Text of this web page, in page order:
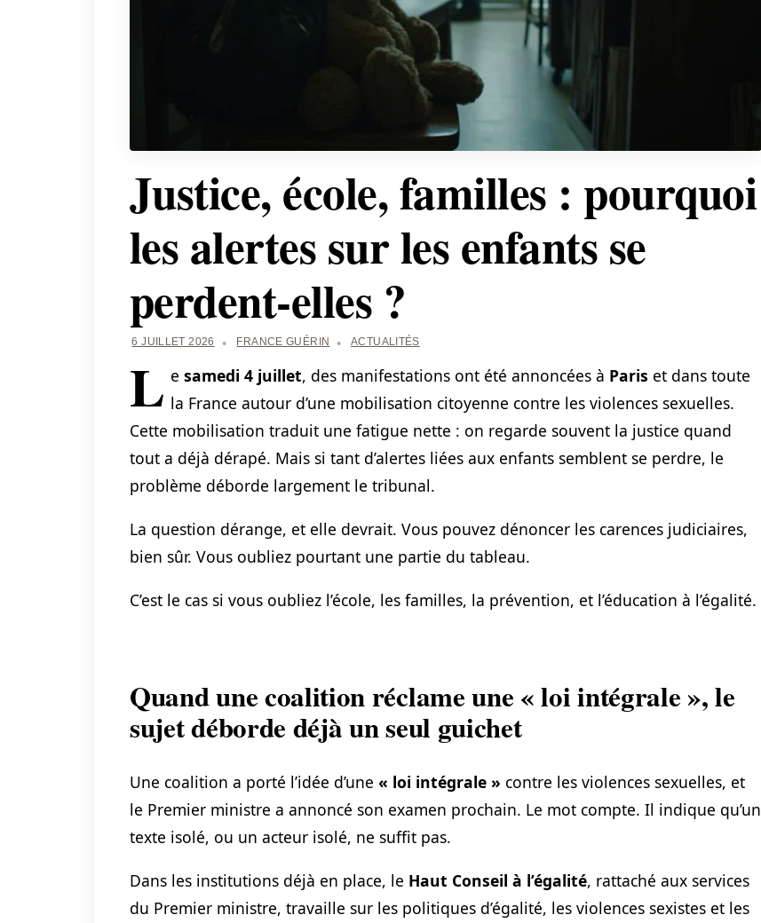
Justice, école, familles : pourquoi
les alertes sur les enfants se
perdent-elles ?
6 JUILLET 2026 FRANCE GUÉRIN ACTUALITÉS
L e samedi 4 juillet, des manifestations ont été annoncées à Paris et dans toute
la France autour d’une mobilisation citoyenne contre les violences sexuelles.
Cette mobilisation traduit une fatigue nette : on regarde souvent la justice quand
tout a déjà dérapé. Mais si tant d’alertes liées aux enfants semblent se perdre, le
problème déborde largement le tribunal.
La question dérange, et elle devrait. Vous pouvez dénoncer les carences judiciaires,
bien sûr. Vous oubliez pourtant une partie du tableau.
C’est le cas si vous oubliez l’école, les familles, la prévention, et l’éducation à l’égalité.
Quand une coalition réclame une « loi intégrale », le
sujet déborde déjà un seul guichet
Une coalition a porté l’idée d’une « loi intégrale » contre les violences sexuelles, et
le Premier ministre a annoncé son examen prochain. Le mot compte. Il indique qu’un
texte isolé, ou un acteur isolé, ne suffit pas.
Dans les institutions déjà en place, le Haut Conseil à l’égalité, rattaché aux services
du Premier ministre, travaille sur les politiques d’égalité, les violences sexistes et les